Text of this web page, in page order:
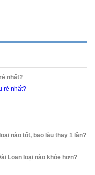
nhất?
nào tốt, bao lâu thay 1 lần?
Loan loại nào khỏe hơn?